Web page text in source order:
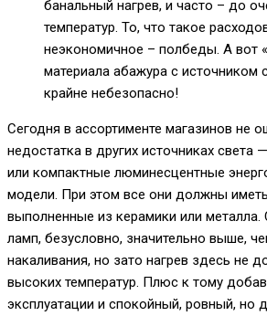
банальный нагрев, и часто – до
температур. То, что такое
неэкономичное – полбеды. А вот
материала абажура с источником
крайне небезопасно!
Сегодня в ассортименте магазинов не
недостатка в других источниках света
или компактные люминесцентные
модели. При этом все они должны
выполненные из керамики или металла.
ламп, безусловно, значительно выше,
накаливания, но зато нагрев здесь не
высоких температур. Плюс к тому
эксплуатации и спокойный, ровный, но